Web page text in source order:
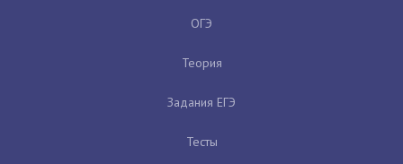
ОГЭ
Теория
Задания ЕГЭ
Тесты